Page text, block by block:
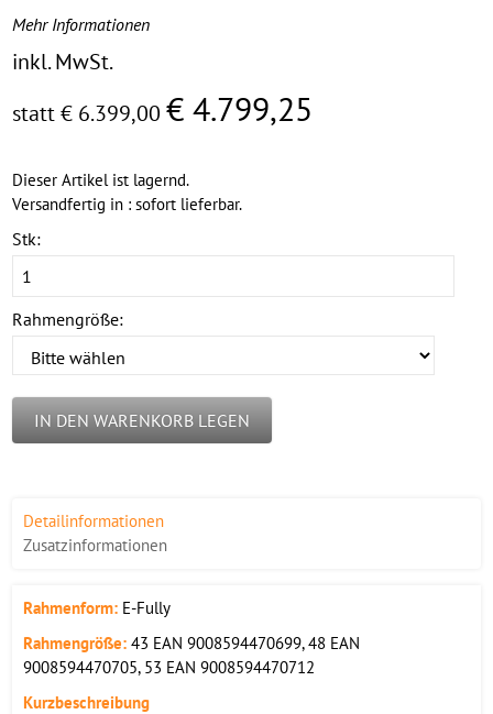
Mehr Informationen
inkl. MwSt.
statt € 6.399,00 € 4.799,25
Dieser Artikel ist lagernd.
Versandfertig in : sofort lieferbar.
Stk:
Rahmengröße:
IN DEN WARENKORB LEGEN
Detailinformationen
Zusatzinformationen
Rahmenform: E-Fully
Rahmengröße: 43 EAN 9008594470699, 48 EAN
9008594470705, 53 EAN 9008594470712
Kurzbeschreibung